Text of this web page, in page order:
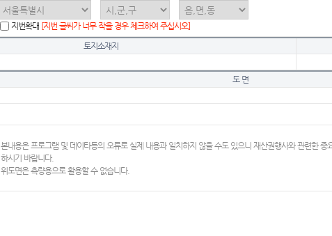
지번확대 [지번 글씨가 너무 작을 경우 체크하여 주십시오]
토지소재지
도 면
본내용은 프로그램 및 데이타등의 오류로 실제 내용과 일치하지 않을 수도 있으니 재산권행사와 관련한
하시기 바랍니다.
위도면은 측량용으로 활용할 수 없습니다.